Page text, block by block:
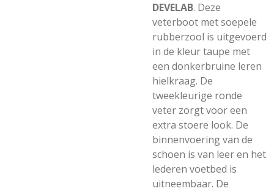
DEVELAB. Deze
veterboot met soepele
rubberzool is uitgevoerd
in de kleur taupe met
een donkerbruine leren
hielkraag. De
tweekleurige ronde
veter zorgt voor een
extra stoere look. De
binnenvoering van de
schoen is van leer en het
lederen voetbed is
uitneembaar. De